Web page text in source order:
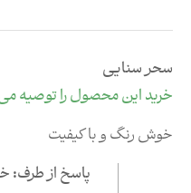
سحر سنایی
خرید این محصول را توصیه
خوش رنگ و با کیفیت
پاسخ از طرف: